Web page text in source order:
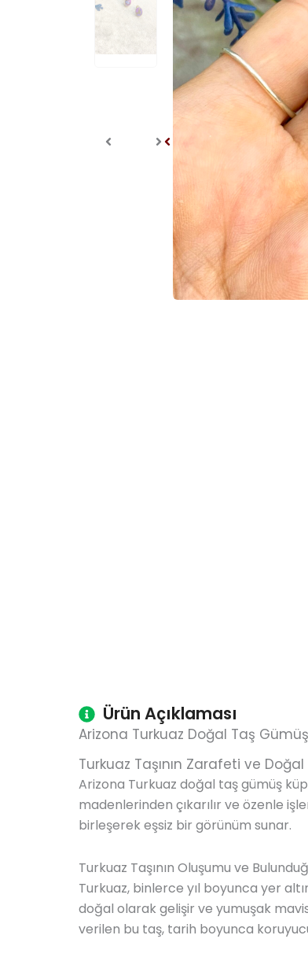
Ürün Açıklaması
Arizona Turkuaz Doğal Taş
Turkuaz Taşının Zarafeti ve
Arizona Turkuaz doğal taş gümüş
madenlerinden çıkarılır ve özenle
birleşerek eşsiz bir görünüm sunar.
Turkuaz Taşının Oluşumu ve
Turkuaz, binlerce yıl boyunca yer
doğal olarak gelişir ve yumuşak
verilen bu taş, tarih boyunca